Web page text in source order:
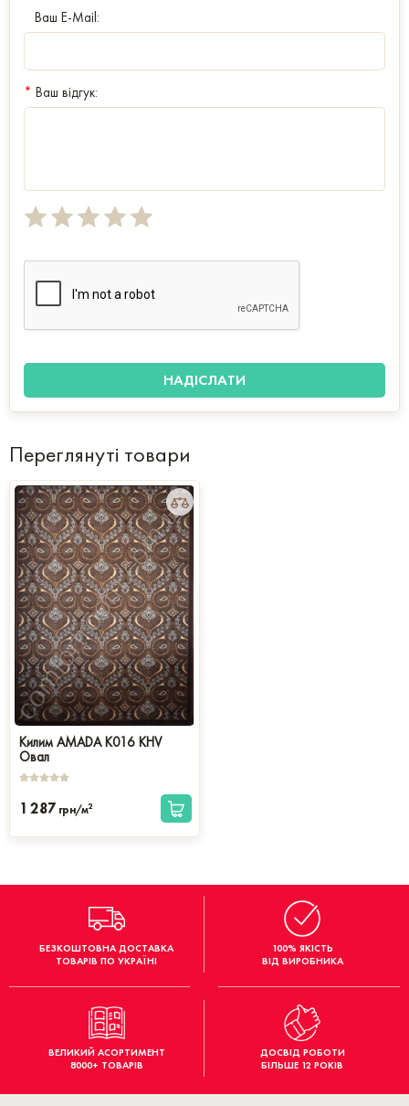
Ваш E-Mail:
* Ваш відгук:
Переглянуті товари
Килим AMADA K016 KHV
Овал
1 287 грн/м2
БЕЗКОШТОВНА ДОСТАВКА
ТОВАРІВ ПО УКРАЇНІ
100% ЯКІСТЬ
ВІД ВИРОБНИКА
ВЕЛИКИЙ АСОРТИМЕНТ
8000+ ТОВАРІВ
ДОСВІД РОБОТИ
БІЛЬШЕ 12 РОКІВ